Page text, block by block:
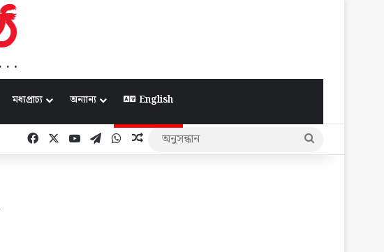
মধ্যপ্রাচ্য অন্যান্য English
Facebook YouTubeTelegramWhatsApp
Random Article